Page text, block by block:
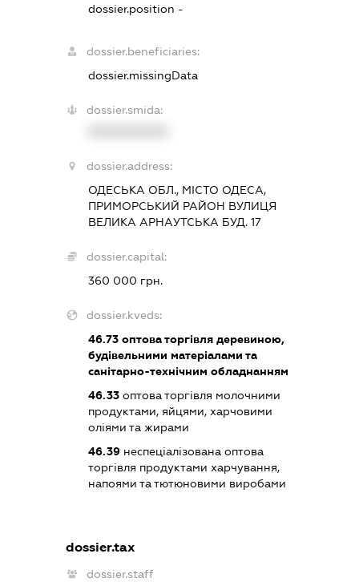
dossier.position -
dossier.beneficiaries:
dossier.missingData
dossier.smida:
dossier.address:
ОДЕСЬКА ОБЛ., МІСТО ОДЕСА,
ПРИМОРСЬКИЙ РАЙОН ВУЛИЦЯ
ВЕЛИКА АРНАУТСЬКА БУД. 17
dossier.capital:
360 000 грн.
dossier.kveds:
46.73оптова торгівля деревиною,
будівельними матеріалами та
санітарно-технічним обладнанням
46.33оптова торгівля молочними
продуктами, яйцями, харчовими
оліями та жирами
46.39неспеціалізована оптова
торгівля продуктами харчування,
напоями та тютюновими виробами
dossier.tax
dossier.staff